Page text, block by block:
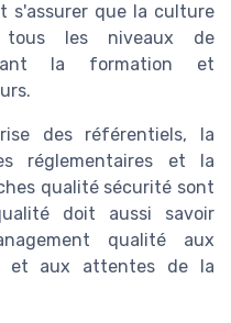
s'assurer que la culture
les niveaux de
la formation et
des référentiels, la
réglementaires et la
qualité sécurité sont
doit aussi savoir
qualité aux
et aux attentes de la